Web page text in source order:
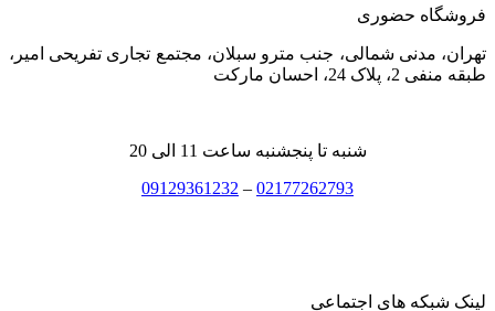
فروشگاه حضوری
تهران، مدنی شمالی، جنب مترو سبلان، مجتمع تجاری تفریحی امیر،
طبقه منفی 2، پلاک 24، احسان مارکت
شنبه تا پنجشنبه ساعت 11 الی 20
02177262793
–
09129361232
لینک شبکه های اجتماعی